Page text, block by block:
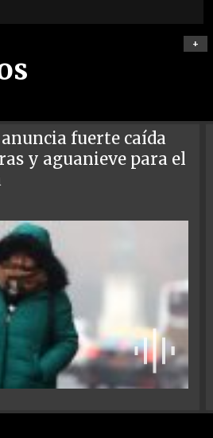
+
fuerte caída
y aguanieve para el